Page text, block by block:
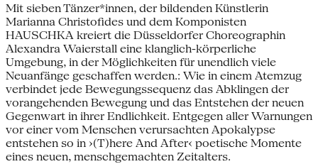
Mit sieben Tänzer*innen, der bildenden Künstlerin
Marianna Christofides und dem Komponisten
HAUSCHKA kreiert die Düsseldorfer Choreographin
Alexandra Waierstall eine klanglich-körperliche
Umgebung, in der Möglichkeiten für unendlich viele
Neuanfänge geschaffen werden.: Wie in einem Atemzug
verbindet jede Bewegungssequenz das Abklingen der
vorangehenden Bewegung und das Entstehen der neuen
Gegenwart in ihrer Endlichkeit. Entgegen aller Warnungen
vor einer vom Menschen verursachten Apokalypse
entstehen so in ›(T)here And After‹ poetische Momente
eines neuen, menschgemachten Zeitalters.